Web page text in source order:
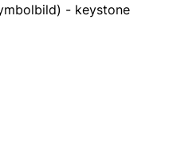
- keystone